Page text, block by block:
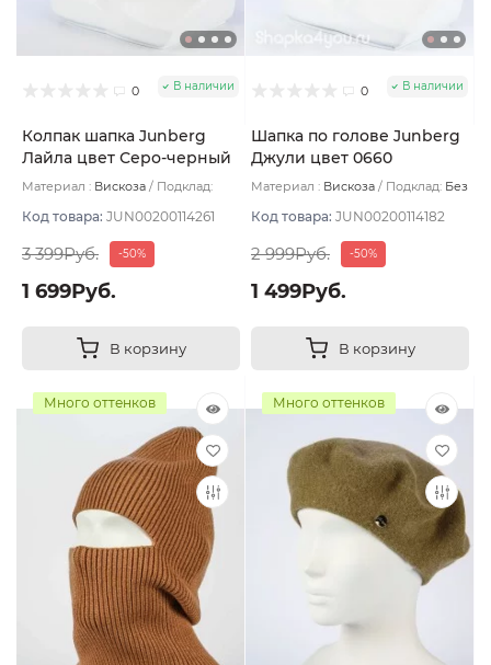
0 В наличии
Колпак шапка Junberg
Лайла цвет Серо-черный
Материал : Вискоза
Подклад:
Код товара: JUN00200114261
3 399Руб. -50%
1 699Руб.
В корзину
0 В наличии
Шапка по голове Junberg
Джули цвет 0660
охристый
Материал : Вискоза Подклад: Без
Код товара: JUN00200114182
2 999Руб. -50%
1 499Руб.
В корзину
Много оттенков Много оттенков